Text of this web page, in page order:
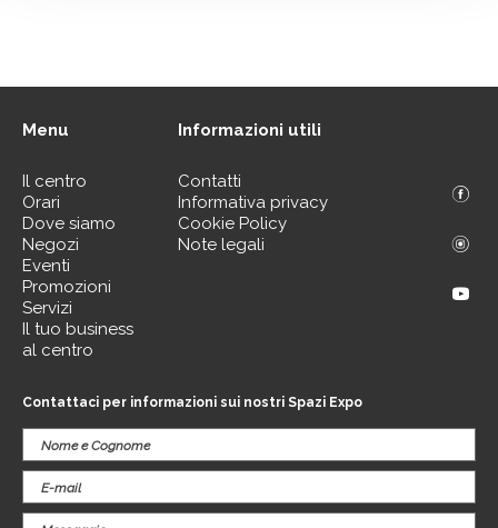
Menu
Il centro
Orari
Dove siamo
Negozi
Eventi
Promozioni
Servizi
Il tuo business
al centro
Informazioni utili
Contatti
Informativa privacy
Cookie Policy
Note legali
Contattaci per informazioni sui nostri Spazi Expo